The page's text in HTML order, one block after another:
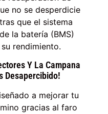
no se desperdicie
que el sistema
la batería (BMS)
rendimiento.
Y La Campana
Desapercibido!
a mejorar tu
gracias al faro